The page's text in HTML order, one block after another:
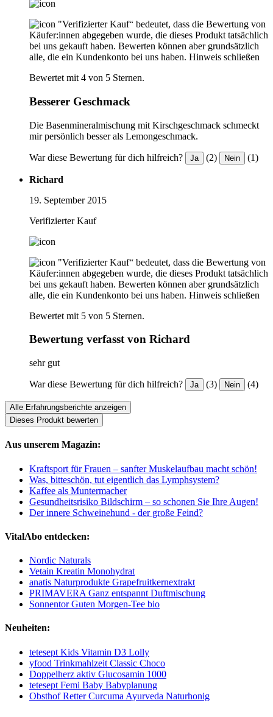
"Verifizierter Kauf“ bedeutet, dass die Bewertung von
Käufer:innen abgegeben wurde, die dieses Produkt tatsächlich
bei uns gekauft haben. Bewerten können aber grundsätzlich
alle, die ein Kundenkonto bei uns haben. Hinweis schließen
Bewertet mit 4 von 5 Sternen.
Besserer Geschmack
Die Basenmineralmischung mit Kirschgeschmack schmeckt
mir persönlich besser als Lemongeschmack.
War diese Bewertung für dich hilfreich? Ja (2) Nein (1)
Richard
19. September 2015
Verifizierter Kauf
"Verifizierter Kauf“ bedeutet, dass die Bewertung von
Käufer:innen abgegeben wurde, die dieses Produkt tatsächlich
bei uns gekauft haben. Bewerten können aber grundsätzlich
alle, die ein Kundenkonto bei uns haben. Hinweis schließen
Bewertet mit 5 von 5 Sternen.
Bewertung verfasst von Richard
sehr gut
War diese Bewertung für dich hilfreich? Ja (3) Nein (4)
Alle Erfahrungsberichte anzeigen
Dieses Produkt bewerten
Aus unserem Magazin:
Kraftsport für Frauen – sanfter Muskelaufbau macht schön!
Was, bitteschön, tut eigentlich das Lymphsystem?
Kaffee als Muntermacher
Gesundheitsrisiko Bildschirm – so schonen Sie Ihre Augen!
Der innere Schweinehund - der große Feind?
VitalAbo entdecken:
Nordic Naturals
Vetain Kreatin Monohydrat
anatis Naturprodukte Grapefruitkernextrakt
PRIMAVERA Ganz entspannt Duftmischung
Sonnentor Guten Morgen-Tee bio
Neuheiten:
tetesept Kids Vitamin D3 Lolly
yfood Trinkmahlzeit Classic Choco
Doppelherz aktiv Glucosamin 1000
tetesept Femi Baby Babyplanung
Obsthof Retter Curcuma Ayurveda Naturhonig